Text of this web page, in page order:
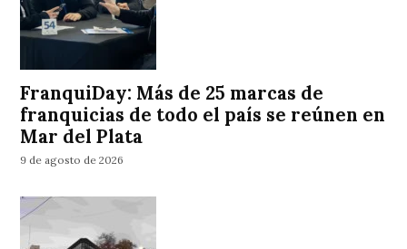
FranquiDay: Más de 25 marcas de
franquicias de todo el país se reúnen en
Mar del Plata
9 de agosto de 2026